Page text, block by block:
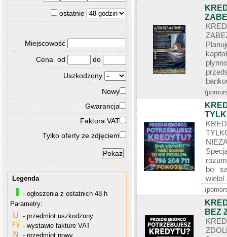
ostatnie
Miejscowość
Cena od
do
Uszkodzony
Nowy
Gwarancja
Faktura VAT
Tylko oferty ze zdjęciem
Legenda
- ogłoszenia z ostatnich 48 h
Parametry:
- przedmiot uszkodzony
- wystawie fakture VAT
- przedmiot nowy
bo
wielol
BEZ